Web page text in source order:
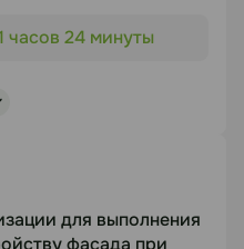
лоты
комплекс в
№7.11 по г.п.»
работ: по
часов 24 минуты
для выполнения
фасада при